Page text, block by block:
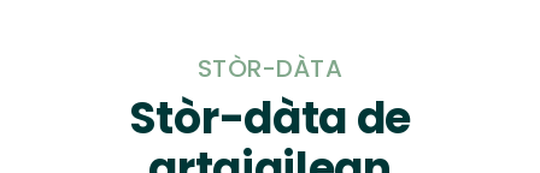
STÒR-DÀTA
Stòr-dàta de